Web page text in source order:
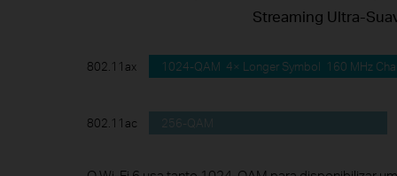
Streaming Ultra-
802.11ax 1024-QAM 4× Longer Symbol 160 MHz
802.11ac 256-QAM